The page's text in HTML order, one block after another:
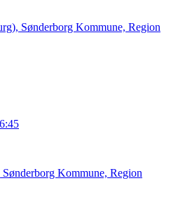
Sønderborg Kommune, Region
Kommune, Region